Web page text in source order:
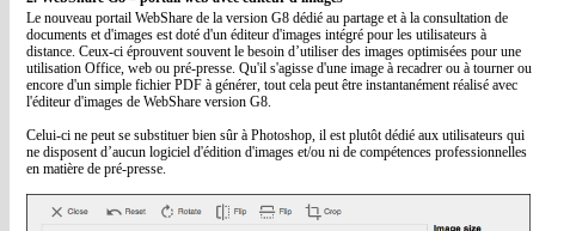
Le nouveau portail WebShare de la version G8 dédié au partage et à la consultation de
documents et d'images est doté d'un éditeur d'images intégré pour les utilisateurs à
distance. Ceux-ci éprouvent souvent le besoin d’utiliser des images optimisées pour une
utilisation Office, web ou pré-presse. Qu'il s'agisse d'une image à recadrer ou à tourner ou
encore d'un simple fichier PDF à générer, tout cela peut être instantanément réalisé avec
l'éditeur d'images de WebShare version G8.
Celui-ci ne peut se substituer bien sûr à Photoshop, il est plutôt dédié aux utilisateurs qui
ne disposent d’aucun logiciel d'édition d'images et/ou ni de compétences professionnelles
en matière de pré-presse.